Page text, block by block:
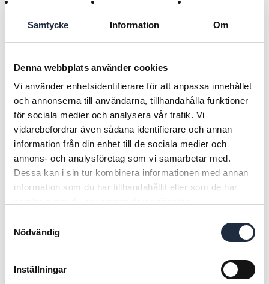
Samtycke Information Om
Denna webbplats använder cookies
Vi använder enhetsidentifierare för att anpassa innehållet
och annonserna till användarna, tillhandahålla funktioner
för sociala medier och analysera vår trafik. Vi
vidarebefordrar även sådana identifierare och annan
information från din enhet till de sociala medier och
annons- och analysföretag som vi samarbetar med.
Dessa kan i sin tur kombinera informationen med annan
information som du har tillhandahållit eller som de har
Nödvändig
Inställningar
Tillbehör till vattenkar Prebac
----------------------------------------------------------------------------
Typ Lock
----------------------------------------------------------------------------
Tillbaka